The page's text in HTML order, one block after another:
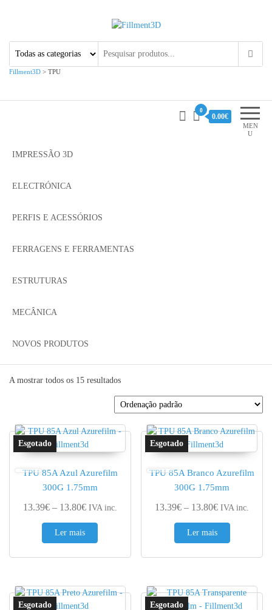
Fillment3D
Fillment3D > TPU
MEN
U
0
0.00€
IMPRESSÃO 3D
ELECTRÓNICA
PERFIS E ACESSÓRIOS
FERRAGENS E FERRAMENTAS
ESTRUTURAS
MECÂNICA
NOVOS PRODUTOS
A mostrar todos os 15 resultados
TPU 85A Azul Azurefilm
300G 1.75mm
13.39€ – 13.80€Price range: 13.39€ through 13.80€
IVA inc.
Ler mais
TPU 85A Branco Azurefilm
300G 1.75mm
13.39€ – 13.80€Price range:
IVA inc.
Ler mais